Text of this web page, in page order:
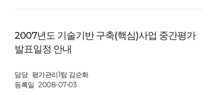
2007년도 기술기반 구축(핵심)사업 중간평가
발표일정 안내
담당 평가관리1팀 김순화
등록일 2008-07-03